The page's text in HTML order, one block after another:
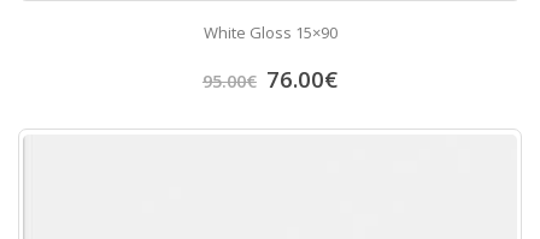
White Gloss 15×90
95.00€ 76.00€